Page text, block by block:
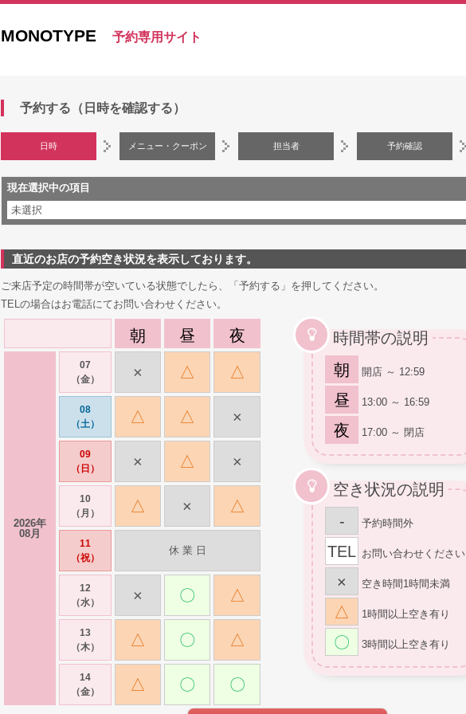
MONOTYPE 予約専用サイト
予約する（日時を確認する）
日時 メニュー・クーポン 担当者 予約確認
現在選択中の項目
未選択
直近のお店の予約空き状況を表示しております。
ご来店予定の時間帯が空いている状態でしたら、「予約する」を押してください。
TELの場合はお電話にてお問い合わせください。
朝 昼 夜
2026年
08月
07
（金）
× △ △
08
（土）
△ △ ×
09
（日）
× △ ×
10
（月）
△ × △
11
（祝）
休 業 日
12
（水）
× 〇 △
13
（木）
△ 〇 △
14
（金）
△ 〇 〇
時間帯の説明
朝
開店 ～ 12:59
昼 13:00 ～ 16:59
夜 17:00 ～ 閉店
空き状況の説明
-
予約時間外
TEL お問い合わせください
× 空き時間1時間未満
△ 1時間以上空き有り
〇 3時間以上空き有り